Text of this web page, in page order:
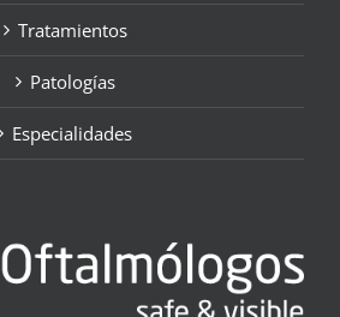
Tratamientos
Patologías
Especialidades